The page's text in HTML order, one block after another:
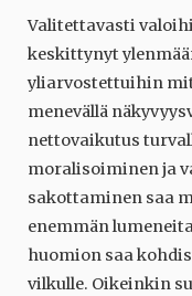
Valitettavasti
keskittynyt
yliarvostettuihin
menevällä
nettovaikutus
moralisoiminen ja
sakottaminen saa
enemmän
huomion saa
vilkulle. Oikeinkin